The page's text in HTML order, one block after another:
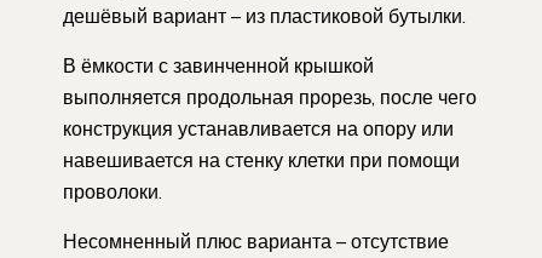
дешёвый вариант – из пластиковой бутылки.
В ёмкости с завинченной крышкой
выполняется продольная прорезь, после чего
конструкция устанавливается на опору или
навешивается на стенку клетки при помощи
проволоки.
Несомненный плюс варианта – отсутствие